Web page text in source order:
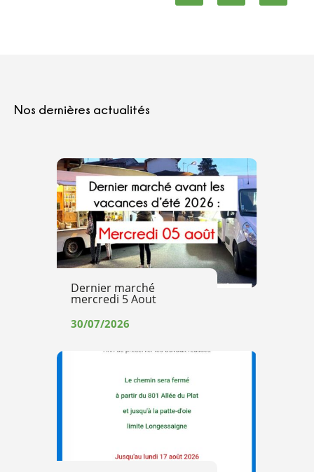
Nos dernières actualités
Dernier marché
mercredi 5 Aout
30/07/2026